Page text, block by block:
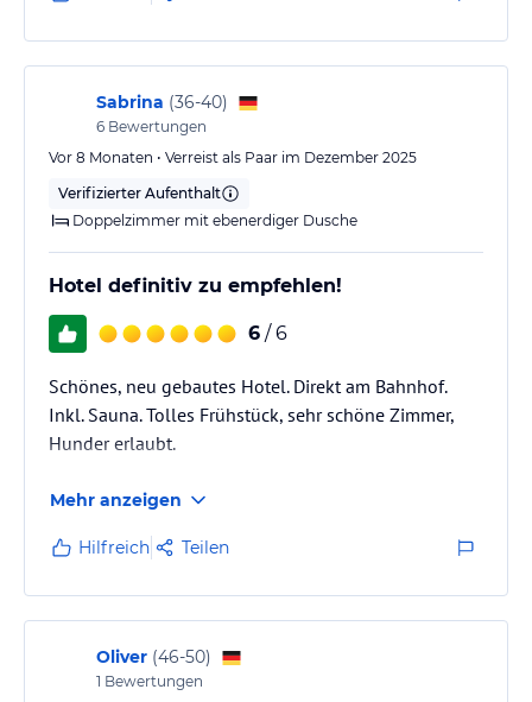
macht weiter so.
Sabrina (36-40)
6 Bewertungen
Vor 8 Monaten • Verreist als Paar im Dezember 2025
Verifizierter Aufenthalt
Doppelzimmer mit ebenerdiger Dusche
Hotel definitiv zu empfehlen!
6 / 6
Schönes, neu gebautes Hotel. Direkt am Bahnhof.
Inkl. Sauna. Tolles Frühstück, sehr schöne Zimmer,
Hunder erlaubt.
Mehr anzeigen
Hilfreich Teilen
Oliver (46-50)
1 Bewertungen